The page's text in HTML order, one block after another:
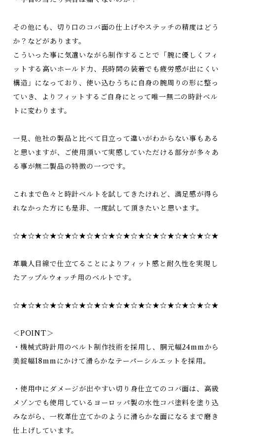
その他にも、切り口のコバ面の仕上げやステッチの精度はどう
か？などがあります。
こういった事に気遣いながら制作することで「腕に優しくフィ
ットする高いホールド力、長時間の装着でも疲労感が出にくい
構造」になっており、使い込むうちに自身の腕周りの形に整っ
ていき、よりフィットするご自身にとって唯一無二の時計ベル
トに変わります。
一見、他社の製品と比べて目立って違いがわからない事もある
と思いますが、ご使用頂いて実感していただける部分が多々あ
る事が無二製品の特徴の一つです。
これまで色々と時計ベルトを試してきたけれど、満足感が得ら
れなかった方にも是非、一度試して頂きたいと思います。
☆★☆★☆★☆★☆★☆★☆★☆★☆★☆★☆★☆★☆★☆★
革職人目線で仕立てることによりフィット感と耐久性を実現し
たアップルウォッチ用のベルトです。
☆★☆★☆★☆★☆★☆★☆★☆★☆★☆★☆★☆★☆★☆★
＜POINT＞
・機械式時計用のベルト制作技術を採用し、胴元幅24mmから
美錠幅18mmにかけて滑らかなテーパーシルエットを採用。
・使用中にダメージが出やすい切り身仕立てのコバ面は、高級
メゾンでも使用しているヨーロッパ製の水性コバ塗料を塗り込
みながら、一枚革仕立てかのように滑らかな面になるまで磨き
仕上げしています。